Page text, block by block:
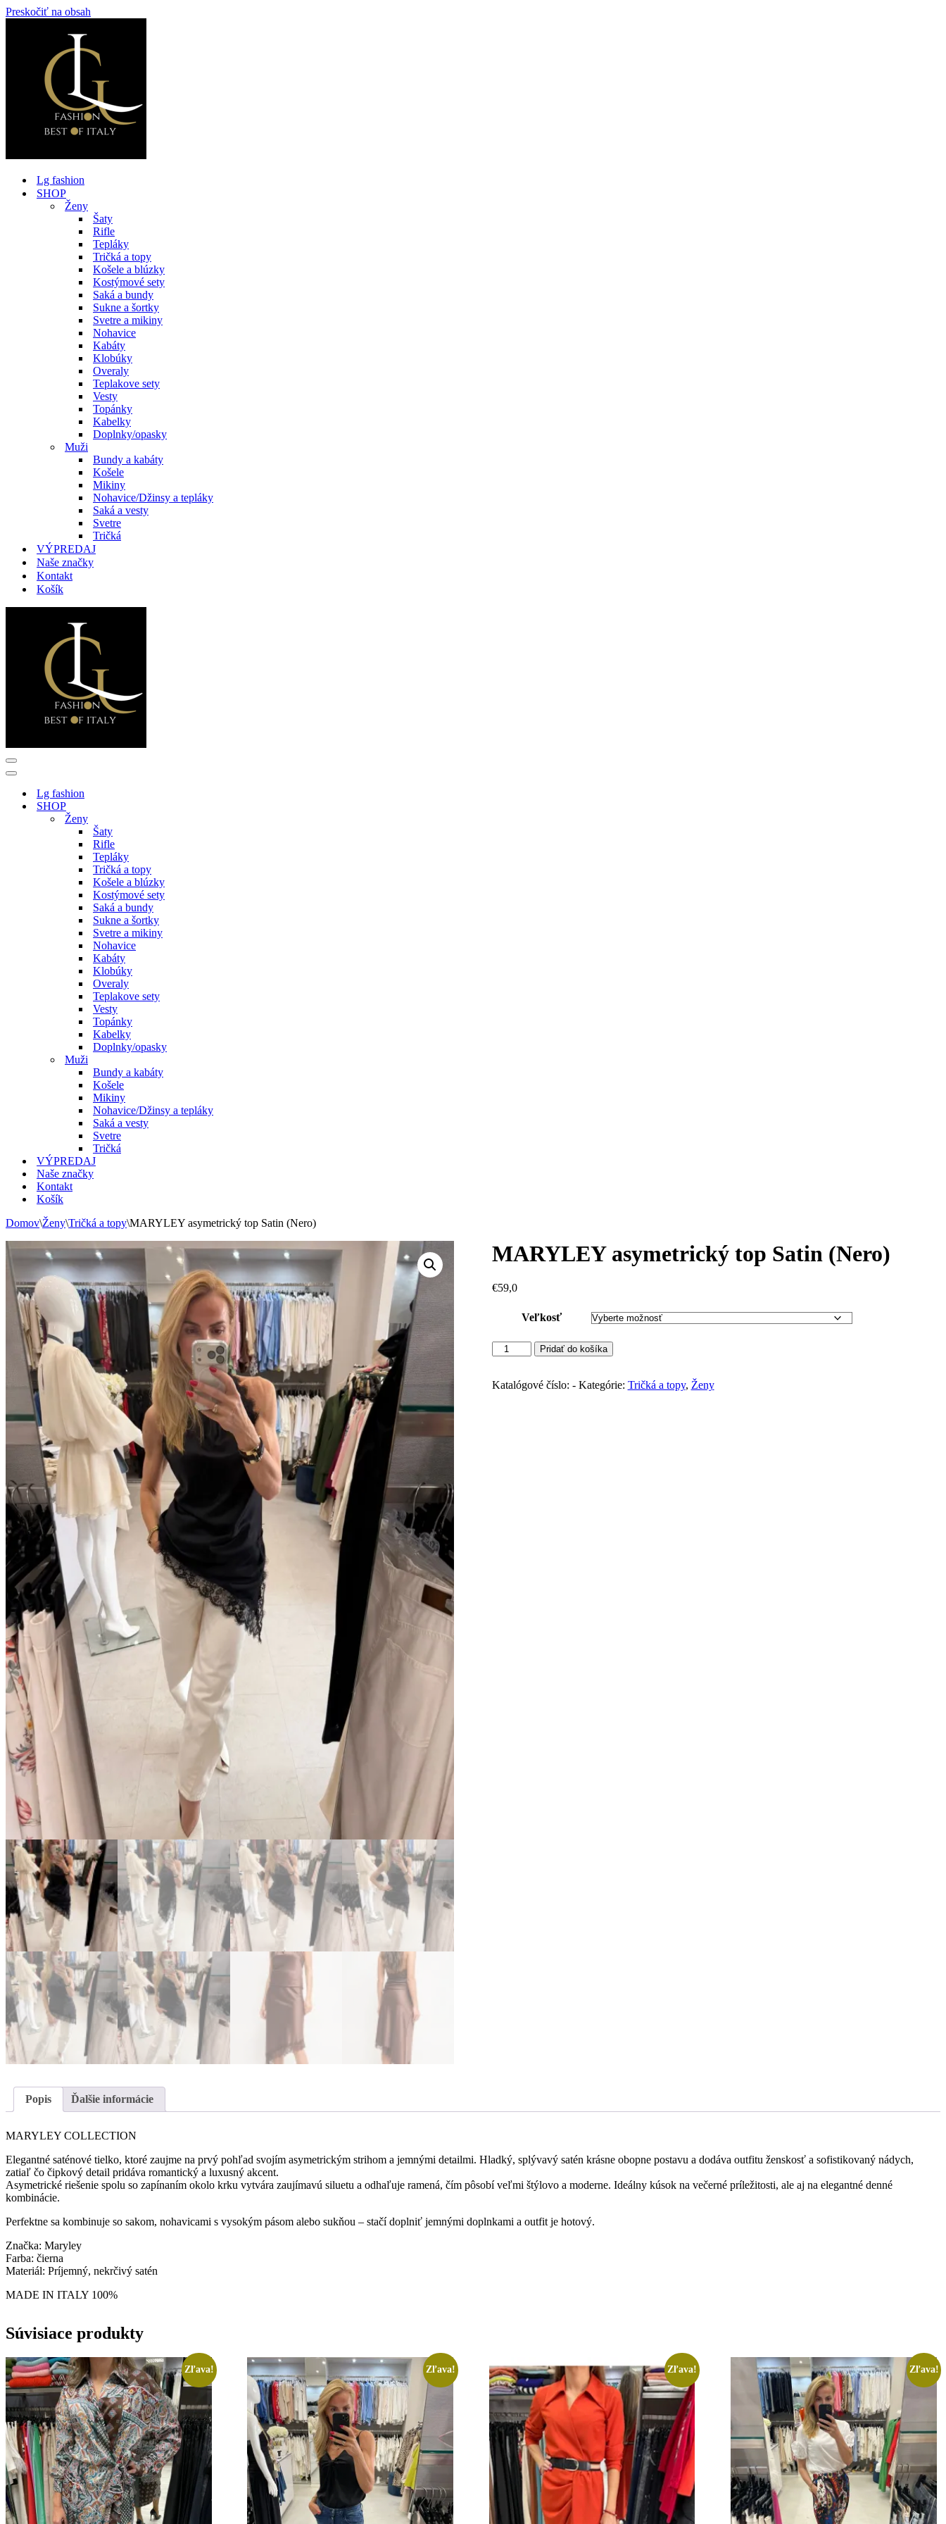
Preskočiť na obsah
Lg fashion
SHOP
Ženy
Šaty
Rifle
Tepláky
Tričká a topy
Košele a blúzky
Kostýmové sety
Saká a bundy
Sukne a šortky
Svetre a mikiny
Nohavice
Kabáty
Klobúky
Overaly
Teplakove sety
Vesty
Topánky
Kabelky
Doplnky/opasky
Muži
Bundy a kabáty
Košele
Mikiny
Nohavice/Džinsy a tepláky
Saká a vesty
Svetre
Tričká
VÝPREDAJ
Naše značky
Kontakt
Košík
Menu
navigácie
Menu
navigácieLg fashion
SHOP
Ženy
Šaty
Rifle
Tepláky
Tričká a topy
Košele a blúzky
Kostýmové sety
Saká a bundy
Sukne a šortky
Svetre a mikiny
Nohavice
Kabáty
Klobúky
Overaly
Teplakove sety
Vesty
Topánky
Kabelky
Doplnky/opasky
Muži
Bundy a kabáty
Košele
Mikiny
Nohavice/Džinsy a tepláky
Saká a vesty
Svetre
Tričká
VÝPREDAJ
Naše značky
Kontakt
Košík
Domov\Ženy\Tričká a topy\MARYLEY asymetrický top Satin (Nero)
MARYLEY asymetrický top Satin (Nero)
€59,0
Veľkosť
množstvo
MARYLEY
top
Pridať do košíka
Katalógové číslo: - Kategórie: Tričká a topy, Ženy
Popis Ďalšie informácie
MARYLEY COLLECTION
Elegantné saténové tielko, ktoré zaujme na prvý pohľad svojím asymetrickým strihom a jemnými detailmi. Hladký, splývavý satén krásne obopne postavu a dodáva outfitu ženskosť a sofistikovaný nádych,
zatiaľ čo čipkový detail pridáva romantický a luxusný akcent.
Asymetrické riešenie spolu so zapínaním okolo krku vytvára zaujímavú siluetu a odhaľuje ramená, čím pôsobí veľmi štýlovo a moderne. Ideálny kúsok na večerné príležitosti, ale aj na elegantné denné
kombinácie.
Perfektne sa kombinuje so sakom, nohavicami s vysokým pásom alebo sukňou – stačí doplniť jemnými doplnkami a outfit je hotový.
Značka: Maryley
Farba: čierna
Materiál: Príjemný, nekrčivý satén
MADE IN ITALY 100%
Súvisiace produkty
Zľava! Zľava! Zľava! Zľava!